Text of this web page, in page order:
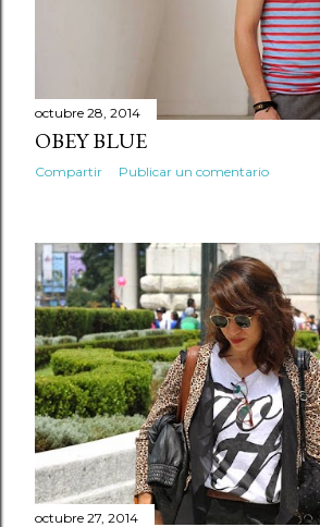
octubre 28, 2014
OBEY BLUE
Compartir Publicar un comentario
octubre 27, 2014